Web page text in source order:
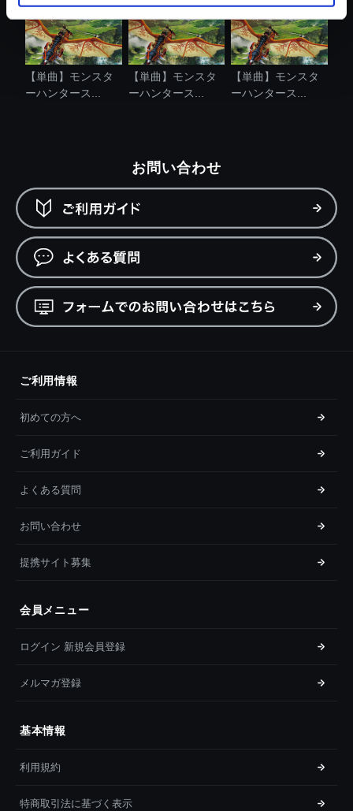
【単曲】モンスタ
ーハンタース...
【単曲】モンスタ
ーハンタース...
【単曲】モンスタ
ーハンタース...
お問い合わせ
ご利用情報
初めての方へ
ご利用ガイド
よくある質問
お問い合わせ
提携サイト募集
会員メニュー
ログイン 新規会員登録
メルマガ登録
基本情報
利用規約
特商取引法に基づく表示